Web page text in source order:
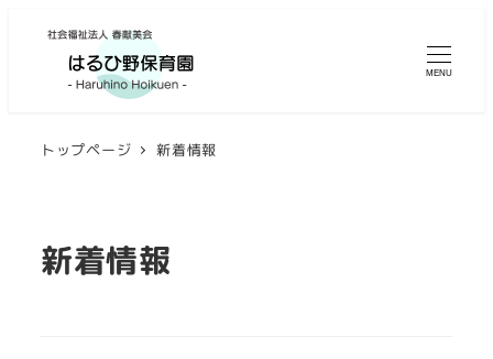
MENU
トップページ 新着情報
新着情報